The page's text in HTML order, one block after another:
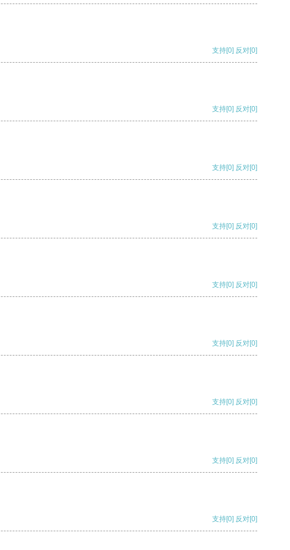
支持[0] 反对[0]
支持[0] 反对[0]
支持[0] 反对[0]
支持[0] 反对[0]
支持[0] 反对[0]
支持[0] 反对[0]
支持[0] 反对[0]
支持[0] 反对[0]
支持[0] 反对[0]